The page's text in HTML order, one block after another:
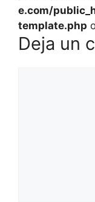
e.com/
template.php
Deja un